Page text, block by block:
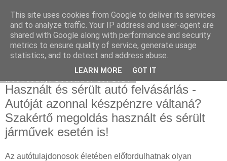
Facebook online marketing
Használt és sérült autó felvásárlás -
Autóját azonnal készpénzre váltaná?
Szakértő megoldás használt és sérült
járművek esetén is!
Az autótulajdonosok életében előfordulhatnak olyan
This site uses cookies from Google to deliver its services
and to analyze traffic. Your IP address and user-agent are
shared with Google along with performance and security
metrics to ensure quality of service, generate usage
statistics, and to detect and address abuse.
LEARN MORE GOT IT